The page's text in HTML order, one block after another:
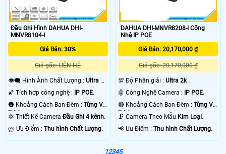
Đầu Ghi Hình DAHUA DHI-
MNVR8104-I
Giá Bán: 30%
Giá gốc: LIÊN HỆ
👁️‍🗨 Hình Ành Chất Lượng : Ultra 2k
🌠 Tích hợp công nghệ :
IP POE.
🌚 Khoảng Cách Ban Đêm : Từng Vị
Trí Camera .
💢 Thiết Kế Camera Đầu Ghi 4 kênh.
️ლ Ưu Điểm : Thu hình Chất Lượng.
DAHUA DHI-MNVR8208-I Công
Nhệ IP POE
Giá Bán: 20,170,000 ₫
Giá gốc: 20,170,000 ₫
💯 Độ Phân giải :Ultra 2k .
🤖️ Công Nghệ Camera :
IP POE.
🔴 Khoảng Cách Ban Đêm :Từng Vị
Trí Camera .
🗜️ Camera Theo Mẫu Kim Loại.
️📢 Ưu Điểm :Thu hình Chất Lượng.
12345